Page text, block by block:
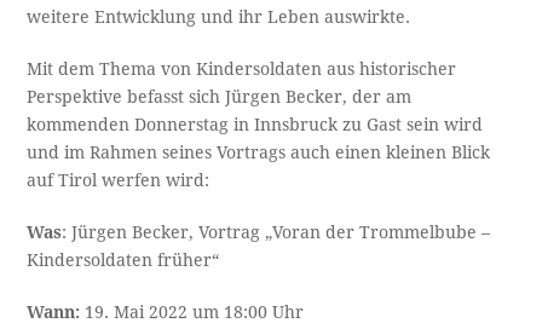
weitere Entwicklung und ihr Leben auswirkte.
Mit dem Thema von Kindersoldaten aus historischer
Perspektive befasst sich Jürgen Becker, der am
kommenden Donnerstag in Innsbruck zu Gast sein wird
und im Rahmen seines Vortrags auch einen kleinen Blick
auf Tirol werfen wird:
Was: Jürgen Becker, Vortrag „Voran der Trommelbube –
Kindersoldaten früher“
Wann: 19. Mai 2022 um 18:00 Uhr